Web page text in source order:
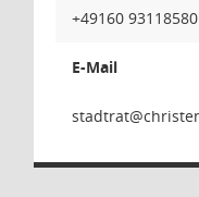
+49160 93118580
E-Mail
tart